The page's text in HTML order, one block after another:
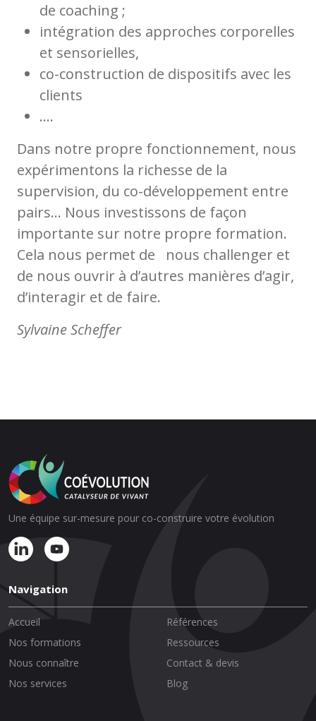
de coaching ;
intégration des approches corporelles
et sensorielles,
co-construction de dispositifs avec les
clients
….
Dans notre propre fonctionnement, nous
expérimentons la richesse de la
supervision, du co-développement entre
pairs… Nous investissons de façon
importante sur notre propre formation.
Cela nous permet de nous challenger et
de nous ouvrir à d’autres manières d’agir,
d’interagir et de faire.
Sylvaine Scheffer
Une équipe sur-mesure pour co-construire votre évolution
Navigation
Accueil
Nos formations
Nous connaître
Nos services
Références
Ressources
Contact & devis
Blog